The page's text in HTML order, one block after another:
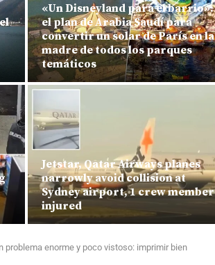
«Un Disneyland para el barrio»:
el plan de Arabia Saudí para
convertir un solar de París en la
madre de todos los parques
temáticos
Jetstar, Qatar Airways planes
narrowly avoid collision at
Sydney airport, 1 crew member
injured
problema enorme y poco vistoso: imprimir bien